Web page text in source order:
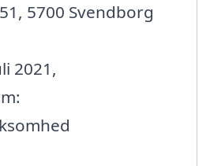
5700 Svendborg
2021,